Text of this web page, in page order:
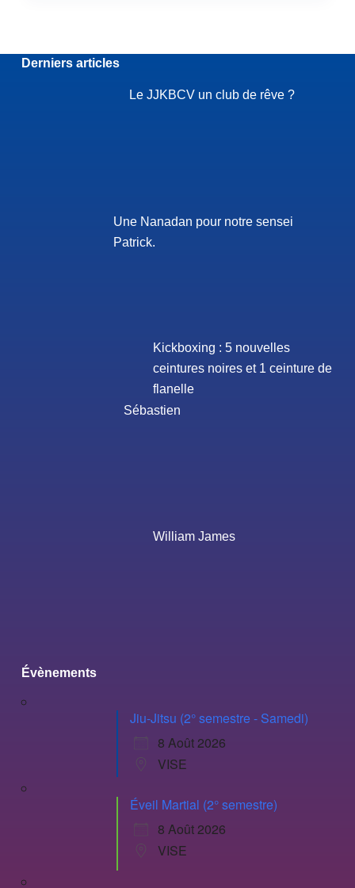
Derniers articles
Le JJKBCV un club de rêve ?
Une Nanadan pour notre sensei
Patrick.
Kickboxing : 5 nouvelles
ceintures noires et 1 ceinture de
flanelle
Sébastien
William James
Évènements
Jiu-Jitsu (2° semestre - Samedi)
8 Août 2026
VISE
Éveil Martial (2° semestre)
8 Août 2026
VISE